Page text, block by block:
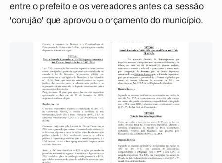
entre o prefeito e os vereadores antes da sessão
'corujão' que aprovou o orçamento do município.